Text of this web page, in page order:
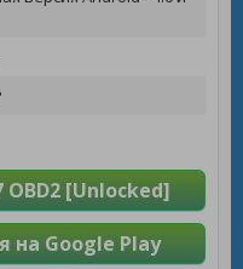
OBD2 [Unlocked]
на Google Play